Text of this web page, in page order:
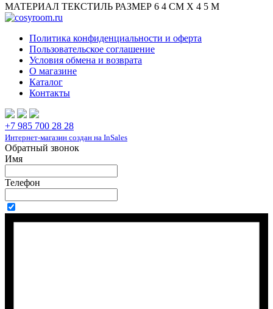
МАТЕРИАЛ ТЕКСТИЛЬ РАЗМЕР 6 4 СМ Х 4 5 М
Политика конфиденциальности и оферта
Пользовательское соглашение
Условия обмена и возврата
О магазине
Каталог
Контакты
+7 985 700 28 28
Интернет-магазин создан на InSales
Обратный звонок
Имя
Телефон